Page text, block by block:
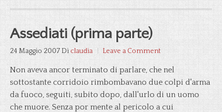
Assediati (prima parte)
24 Maggio 2007Diclaudia Leave a Comment
Non aveva ancor terminato di parlare, che nel
sottostante corridoio rimbombavano due colpi d'arma
da fuoco, seguiti, subito dopo, dall'urlo di un uomo
che muore. Senza por mente al pericolo a cui